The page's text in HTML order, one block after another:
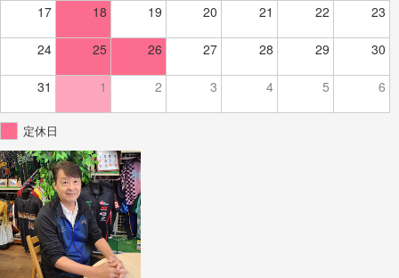
17 18 19 20 21 22 23
24 25 26 27 28 29 30
31 1 2 3 4 5 6
定休日